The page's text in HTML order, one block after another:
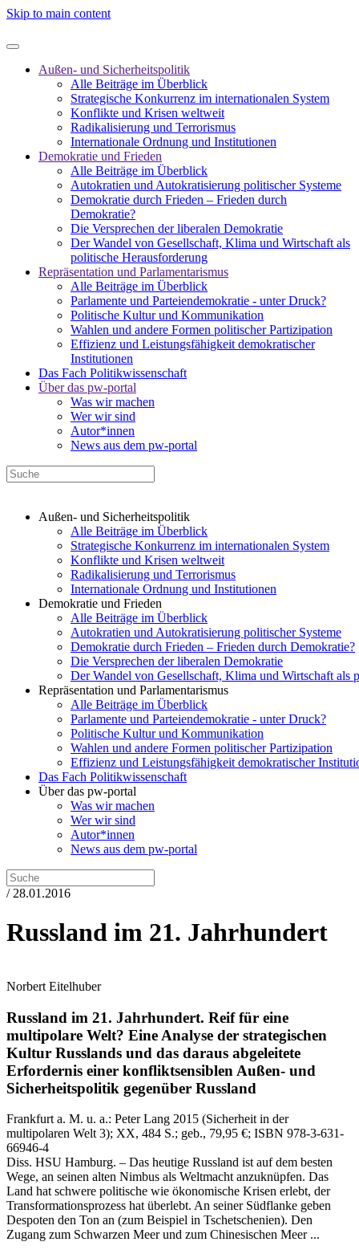
Skip to main content
Außen- und Sicherheitspolitik
Alle Beiträge im Überblick
Strategische Konkurrenz im internationalen System
Konflikte und Krisen weltweit
Radikalisierung und Terrorismus
Internationale Ordnung und Institutionen
Demokratie und Frieden
Alle Beiträge im Überblick
Autokratien und Autokratisierung politischer Systeme
Demokratie durch Frieden – Frieden durch
Demokratie?
Die Versprechen der liberalen Demokratie
Der Wandel von Gesellschaft, Klima und Wirtschaft als
politische Herausforderung
Repräsentation und Parlamentarismus
Alle Beiträge im Überblick
Parlamente und Parteiendemokratie - unter Druck?
Politische Kultur und Kommunikation
Wahlen und andere Formen politischer Partizipation
Effizienz und Leistungsfähigkeit demokratischer
Institutionen
Das Fach Politikwissenschaft
Über das pw-portal
Was wir machen
Wer wir sind
Autor*innen
News aus dem pw-portal
Außen- und Sicherheitspolitik
Alle Beiträge im Überblick
Strategische Konkurrenz im internationalen System
Konflikte und Krisen weltweit
Radikalisierung und Terrorismus
Internationale Ordnung und Institutionen
Demokratie und Frieden
Alle Beiträge im Überblick
Autokratien und Autokratisierung politischer Systeme
Demokratie durch Frieden – Frieden durch Demokratie?
Die Versprechen der liberalen Demokratie
Der Wandel von Gesellschaft, Klima und Wirtschaft als
Repräsentation und Parlamentarismus
Alle Beiträge im Überblick
Parlamente und Parteiendemokratie - unter Druck?
Politische Kultur und Kommunikation
Wahlen und andere Formen politischer Partizipation
Effizienz und Leistungsfähigkeit demokratischer
Das Fach Politikwissenschaft
Über das pw-portal
Was wir machen
Wer wir sind
Autor*innen
News aus dem pw-portal
/ 28.01.2016
Russland im 21. Jahrhundert
Norbert Eitelhuber
Russland im 21. Jahrhundert. Reif für eine
multipolare Welt? Eine Analyse der strategischen
Kultur Russlands und das daraus abgeleitete
Erfordernis einer konfliktsensiblen Außen- und
Sicherheitspolitik gegenüber Russland
Frankfurt a. M. u. a.: Peter Lang 2015 (Sicherheit in der
multipolaren Welt 3); XX, 484 S.; geb., 79,95 €; ISBN 978-3-631-
66946-4
Diss. HSU Hamburg. – Das heutige Russland ist auf dem besten
Wege, an seinen alten Nimbus als Weltmacht anzuknüpfen. Das
Land hat schwere politische wie ökonomische Krisen erlebt, der
Transformationsprozess hat überlebt. An seiner Südflanke geben
Despoten den Ton an (zum Beispiel in Tschetschenien). Den
Zugang zum Schwarzen Meer und zum Chinesischen Meer ...